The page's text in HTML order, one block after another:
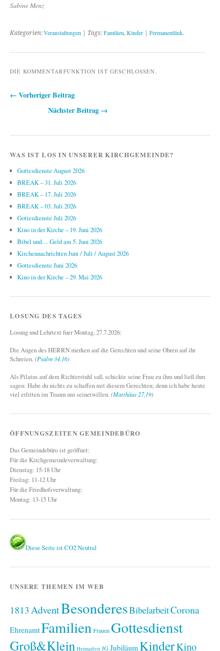
Sabine Menz
Kategorien: Veranstaltungen | Tags: Familien, Kinder Permanentlink.
DIE KOMMENTARFUNKTION IST GESCHLOSSEN.
Beitragsnavigation
← Vorheriger Beitrag
Nächster Beitrag →
WAS IST LOS IN UNSERER KIRCHGEMEINDE?
Gottesdienste August 2026
BREAK – 31. Juli 2026
BREAK – 17. Juli 2026
BREAK – 03. Juli 2026
Gottesdienste Juli 2026
Kino in der Kirche – 19. Juni 2026
Bibel und… Geld am 5. Juni 2026
Kirchennachrichten Juni / Juli / August 2026
Gottesdienste Juni 2026
Kino in der Kirche – 29. Mai 2026
LOSUNG DES TAGES
Losung und Lehrtext fuer Montag, 27.7.2026:
Die Augen des HERRN merken auf die Gerechten und seine Ohren auf ihr
Schreien.(Psalm 34,16)
Als Pilatus auf dem Richterstuhl saß, schickte seine Frau zu ihm und ließ ihm
sagen: Habe du nichts zu schaffen mit diesem Gerechten; denn ich habe heute
viel erlitten im Traum um seinetwillen.(Matthäus 27,19)
ÖFFNUNGSZEITEN GEMEINDEBÜRO
Das Gemeindebüro ist geöffnet:
Für die Kirchgemeindeverwaltung:
Dienstag: 15-18 Uhr
Freitag: 11-12 Uhr
Für die Friedhofsverwaltung:
Montag: 13-15 Uhr
Diese Seite ist CO2 Neutral
UNSERE THEMEN IM WEB
1813AdventBesonderesBibelarbeitCorona
EhrenamtFamilien Frauen Gottesdienst
Groß&Klein Heimatfest JGJubiläumKinderKino